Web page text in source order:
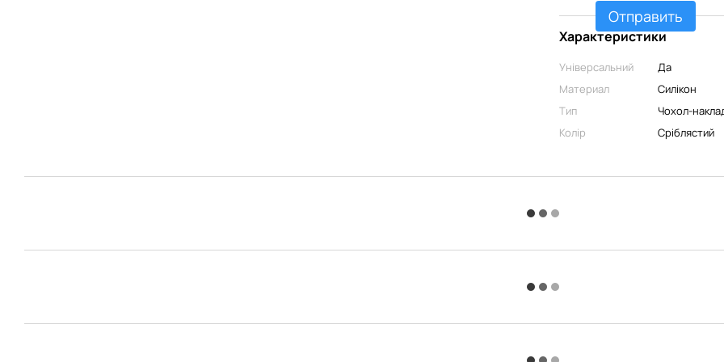
Отправить
Характеристики
Універсальний
Да
Материал
Силікон
Тип
Чохол-
Колір
Сріблястий